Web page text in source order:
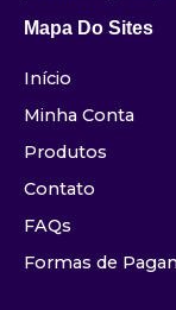
Mapa Do Sites
Início
Minha Conta
Produtos
Contato
FAQs
Formas de